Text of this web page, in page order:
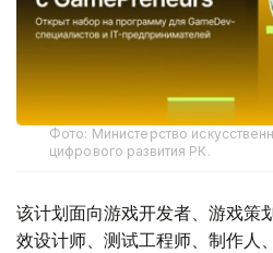
Фото: Министерство
цифрового развития РК.
该计划面向游戏开发者、游戏策
效设计师、测试工程师、制作人